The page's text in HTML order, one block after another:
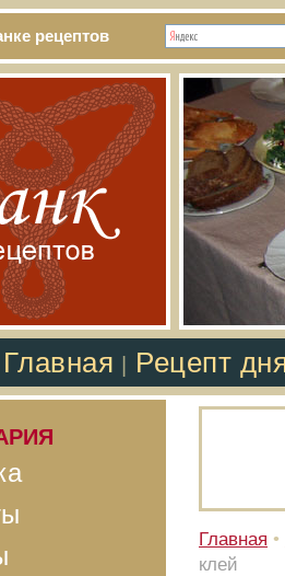
рецептов
Главная Рецепт
Главная •
клей